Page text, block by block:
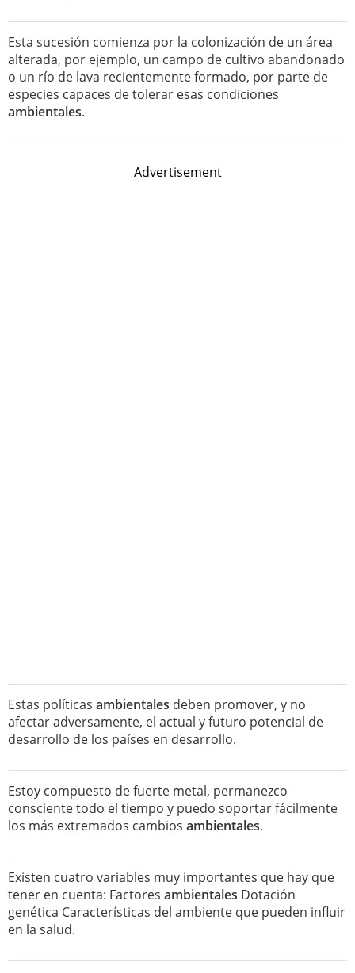
Esta sucesión comienza por la colonización de un área
alterada, por ejemplo, un campo de cultivo abandonado
o un río de lava recientemente formado, por parte de
especies capaces de tolerar esas condiciones
ambientales.
Advertisement
Estas políticas ambientales deben promover, y no
afectar adversamente, el actual y futuro potencial de
desarrollo de los países en desarrollo.
Estoy compuesto de fuerte metal, permanezco
consciente todo el tiempo y puedo soportar fácilmente
los más extremados cambios ambientales.
Existen cuatro variables muy importantes que hay que
tener en cuenta: Factores ambientales Dotación
genética Características del ambiente que pueden influir
en la salud.